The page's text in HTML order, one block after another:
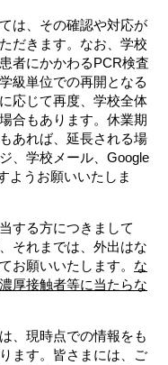
は、その確認や対応が
だきます。なお、学校
者にかかわるPCR検査
級単位での再開となる
応じて再度、学校全体
合もあります。休業期
あれば、延長される場
、学校メール、Google
ようお願いいたしま
する方につきまして
それまでは、外出はな
お願いいたします。 な
厚接触者等に当たらな
、現時点での情報をも
ます。皆さまには、ご